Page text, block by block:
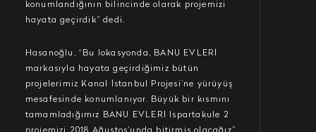
konumlandığının bilincinde olarak projemizi
hayata geçirdik” dedi.
Hasanoğlu, “Bu lokasyonda, BANU EVLERİ
markasıyla hayata geçirdiğimiz bütün
projelerimiz Kanal İstanbul Projesi’ne yürüyüş
mesafesinde konumlanıyor. Büyük bir kısmını
tamamladığımız BANU EVLERİ Ispartakule 2